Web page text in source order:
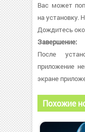
Вас может
на установку.
Дождитесь
Завершение:
После
приложение
экране
Похожие